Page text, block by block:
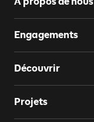
Engagements
Découvrir
Projets